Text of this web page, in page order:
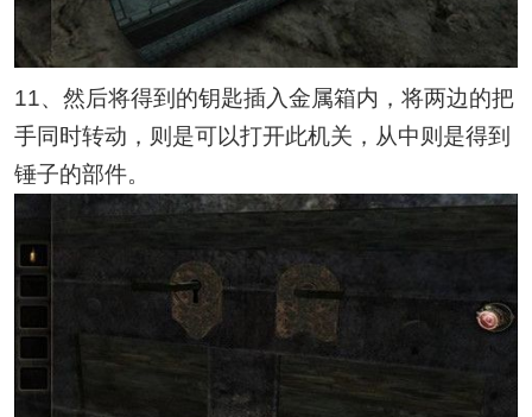
11、然后将得到的钥匙插入金属箱内，将两边的把
手同时转动，则是可以打开此机关，从中则是得到
锤子的部件。